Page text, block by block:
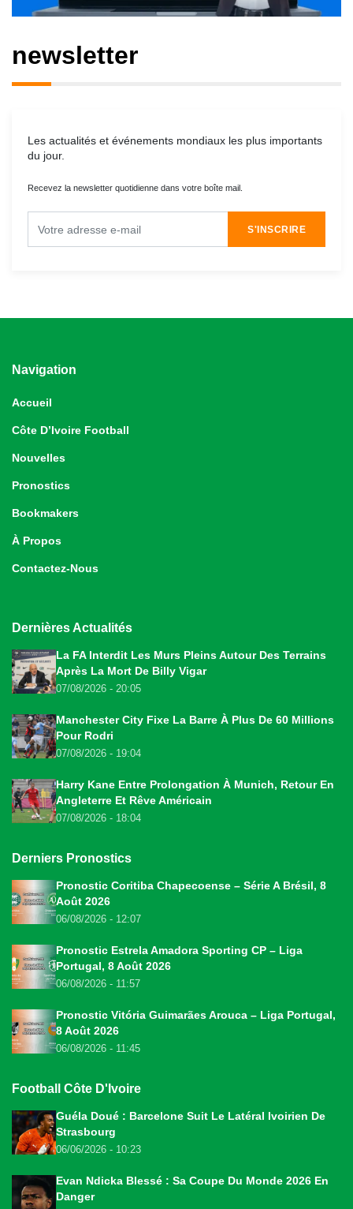
newsletter
Les actualités et événements mondiaux les plus importants
du jour.
Recevez la newsletter quotidienne dans votre boîte mail.
S'INSCRIRE
Navigation
Accueil
Côte D’Ivoire Football
Nouvelles
Pronostics
Bookmakers
À Propos
Contactez-Nous
Dernières Actualités
La FA Interdit Les Murs Pleins Autour Des Terrains
Après La Mort De Billy Vigar
07/08/2026 - 20:05
Manchester City Fixe La Barre À Plus De 60 Millions
Pour Rodri
07/08/2026 - 19:04
Harry Kane Entre Prolongation À Munich, Retour En
Angleterre Et Rêve Américain
07/08/2026 - 18:04
Derniers Pronostics
Pronostic Coritiba Chapecoense – Série A Brésil, 8
Août 2026
06/08/2026 - 12:07
Pronostic Estrela Amadora Sporting CP – Liga
Portugal, 8 Août 2026
06/08/2026 - 11:57
Pronostic Vitória Guimarães Arouca – Liga Portugal,
8 Août 2026
06/08/2026 - 11:45
Football Côte D'Ivoire
Guéla Doué : Barcelone Suit Le Latéral Ivoirien De
Strasbourg
06/06/2026 - 10:23
Evan Ndicka Blessé : Sa Coupe Du Monde 2026 En
Danger